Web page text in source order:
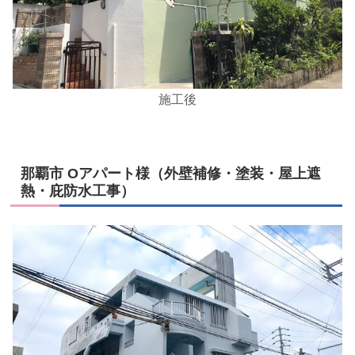
施工後
那覇市 Oアパート様（外壁補修・塗装・屋上遮
熱・庇防水工事）